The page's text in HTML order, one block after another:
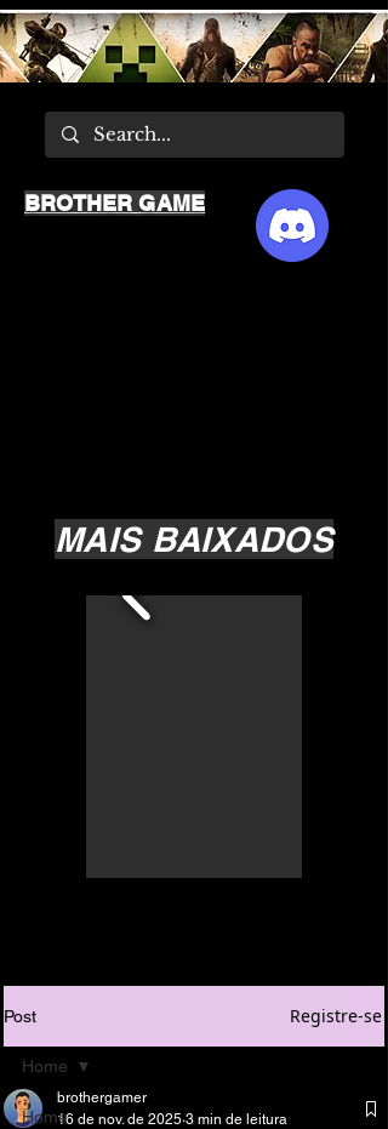
MAIS BAIXADOS
BROTHER GAME
Post Registre-se
Home
Home
brothergamer
16 de nov. de 2025 3 min de leitura